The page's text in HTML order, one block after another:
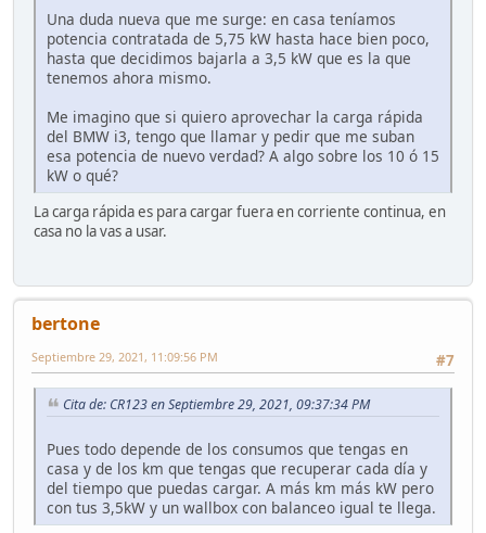
Una duda nueva que me surge: en casa teníamos
potencia contratada de 5,75 kW hasta hace bien poco,
hasta que decidimos bajarla a 3,5 kW que es la que
tenemos ahora mismo.
Me imagino que si quiero aprovechar la carga rápida
del BMW i3, tengo que llamar y pedir que me suban
esa potencia de nuevo verdad? A algo sobre los 10 ó 15
kW o qué?
La carga rápida es para cargar fuera en corriente continua, en
casa no la vas a usar.
bertone
#7
Septiembre 29, 2021, 11:09:56 PM
Cita de: CR123 en Septiembre 29, 2021, 09:37:34 PM
Pues todo depende de los consumos que tengas en
casa y de los km que tengas que recuperar cada día y
del tiempo que puedas cargar. A más km más kW pero
con tus 3,5kW y un wallbox con balanceo igual te llega.